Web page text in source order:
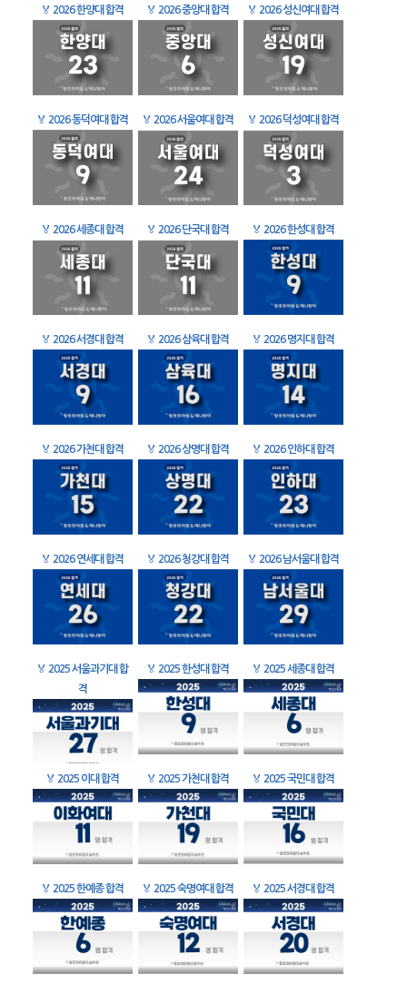
🏅 2026 한양대 합격 🏅 2026 중앙대 합격 🏅 2026 성신여대 합격
🏅 2026 동덕여대 합격 🏅 2026 서울여대 합격 🏅 2026 덕성여대 합격
🏅 2026 세종대 합격 🏅 2026 단국대 합격 🏅 2026 한성대 합격
🏅 2026 서경대 합격 🏅 2026 삼육대 합격 🏅 2026 명지대 합격
🏅 2026 가천대 합격 🏅 2026 상명대 합격 🏅 2026 인하대 합격
🏅 2026 연세대 합격 🏅 2026 청강대 합격 🏅 2026 남서울대 합격
🏅 2025 서울과기대 합
격
🏅 2025 한성대 합격 🏅 2025 세종대 합격
🏅 2025 이대 합격 🏅 2025 가천대 합격 🏅 2025 국민대 합격
🏅 2025 한예종 합격 🏅 2025 숙명여대 합격 🏅 2025 서경대 합격